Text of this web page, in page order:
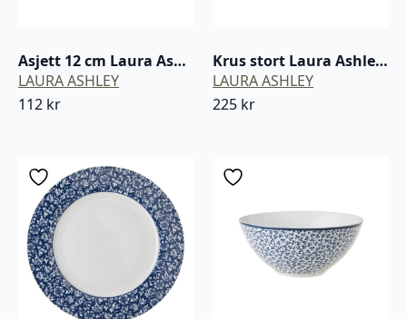
Asjett 12 cm Laura Ashley Petit four blå / hvit China rose
LAURA ASHLEY
112 kr
Krus stort Laura Ashley Sweet Allysum blå / hvit porselen
LAURA ASHLEY
225 kr